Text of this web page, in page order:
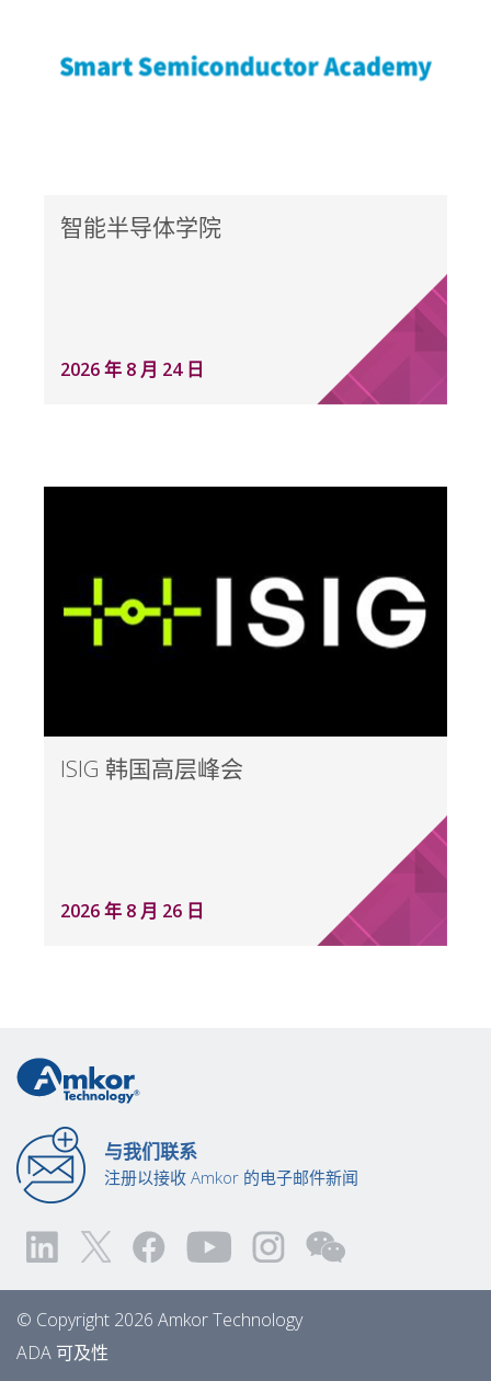
智能半导体学院
2026 年 8 月 24 日
ISIG 韩国高层峰会
2026 年 8 月 26 日
与我们联系
注册以接收 Amkor 的电子邮件新闻
© Copyright 2026 Amkor Technology
ADA 可及性